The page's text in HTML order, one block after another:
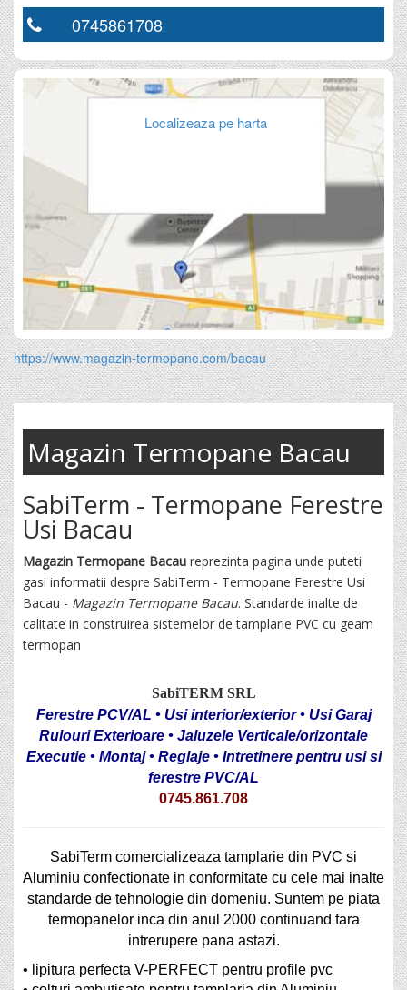
0745861708
Localizeaza pe harta
https://www.magazin-termopane.com/bacau
Magazin Termopane Bacau
SabiTerm - Termopane Ferestre
Usi Bacau
Magazin Termopane Bacau reprezinta pagina unde puteti
gasi informatii despre SabiTerm - Termopane Ferestre Usi
Bacau - Magazin Termopane Bacau. Standarde inalte de
calitate in construirea sistemelor de tamplarie PVC cu geam
termopan
SabiTERM SRL
Ferestre PCV/AL • Usi interior/exterior• Usi Garaj
Rulouri Exterioare • Jaluzele Verticale/orizontale
Executie • Montaj• Reglaje •Intretinere pentru usi si
ferestre PVC/AL
0745.861.708
SabiTerm comercializeaza tamplarie din PVC si
Aluminiu confectionate in conformitate cu cele mai inalte
standarde de tehnologie din domeniu. Suntem pe piata
termopanelor inca din anul 2000 continuand fara
intrerupere pana astazi.
• lipitura perfecta V-PERFECT pentru profile pvc